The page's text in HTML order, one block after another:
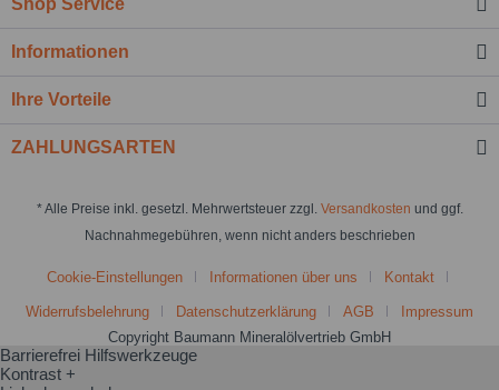
Shop Service
Informationen
Ihre Vorteile
ZAHLUNGSARTEN
* Alle Preise inkl. gesetzl. Mehrwertsteuer zzgl. Versandkosten und ggf.
Nachnahmegebühren, wenn nicht anders beschrieben
Cookie-Einstellungen Informationen über uns Kontakt
Widerrufsbelehrung Datenschutzerklärung AGB
Impressum
Copyright Baumann Mineralölvertrieb GmbH
Barrierefrei Hilfswerkzeuge
Kontrast +